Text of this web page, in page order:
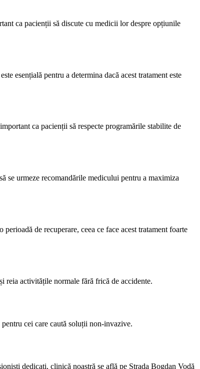
ca pacienții să discute cu medicii lor despre opțiunile
esențială pentru a determina dacă acest tratament este
ca pacienții să respecte programările stabilite de
se urmeze recomandările medicului pentru a maximiza
de recuperare, ceea ce face acest tratament foarte
reia activitățile normale fără frică de accidente.
cei care caută soluții non-invazive.
dedicați, clinică noastră se află pe Strada Bogdan Vodă